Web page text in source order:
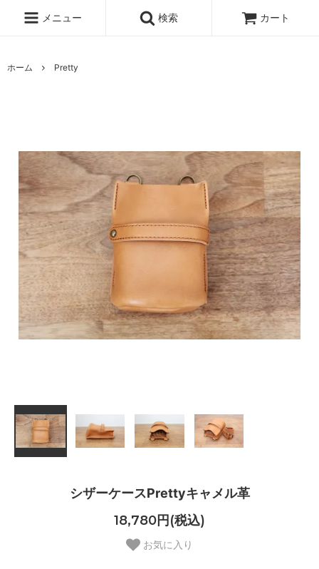
メニュー 検索 カート
ホーム Pretty
シザーケースPrettyキャメル革
18,780円(税込)
お気に入り